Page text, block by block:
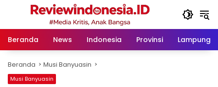
Langsung
Beranda
News Indonesia Provinsi Lampung
Beranda Musi Banyuasin
Musi Banyuasin